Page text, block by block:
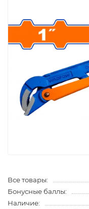
Все товары:
Бонусные баллы:
Наличие: